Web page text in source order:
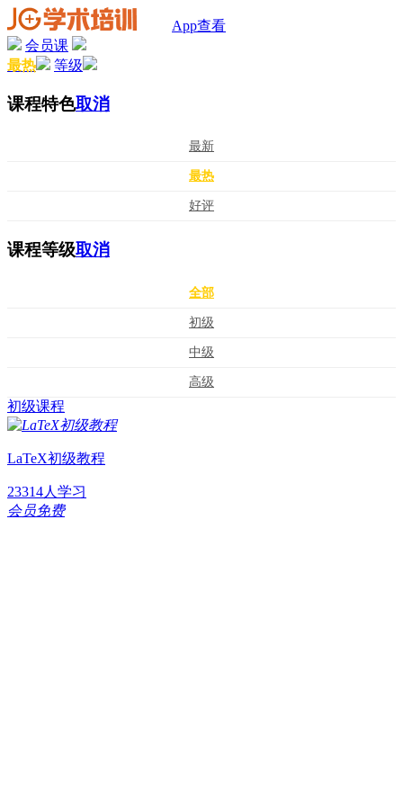
App查看
会员课
最热
等级
课程特色取消
最新
最热
好评
课程等级取消
全部
初级
中级
高级
初级课程
LaTeX初级教程
23314人学习
会员免费